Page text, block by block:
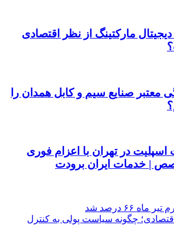
دیجیتال مارکتینگ از نظر اقتصادی
معتبر صنایع سیم و کابل همدان را
اسپلیت در تهران با اعزام فوری
| خدمات ایران برودت
اقتصادی؛ چگونه سیاست پولی به کنترل